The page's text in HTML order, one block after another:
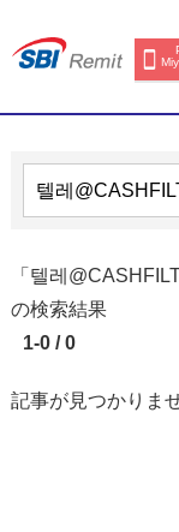
「텔레
の検索結果
1-0 / 0
記事が見つかりま